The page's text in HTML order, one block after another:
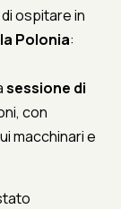
ospitare in
Polonia:
sessione di
con
macchinari e